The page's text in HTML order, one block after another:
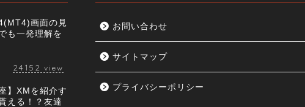
画面の見
も一発理解を
24152 view
】XMを紹介す
える！？友達
お問い合わせ
サイトマップ
プライバシーポリシー